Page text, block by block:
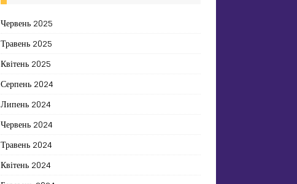
Червень 2025
Травень 2025
Квітень 2025
Серпень 2024
Липень 2024
Червень 2024
Травень 2024
Квітень 2024